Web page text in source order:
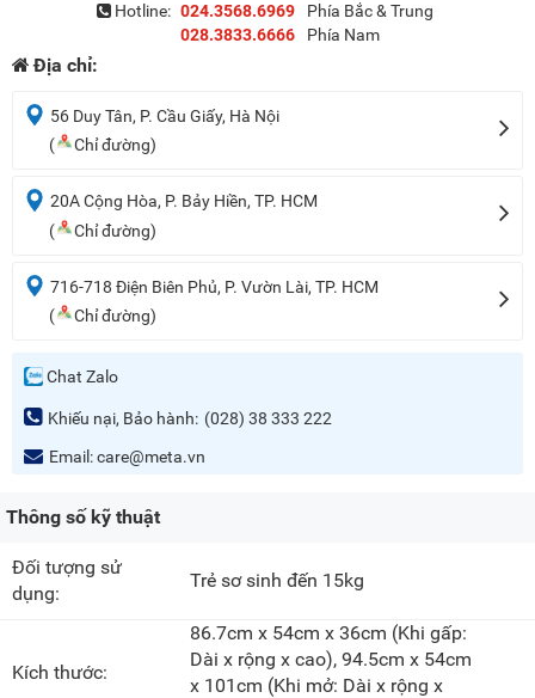
Hotline: 024.3568.6969
Phía Bắc & Trung
028.3833.6666
Phía Nam
Địa chỉ:
56 Duy Tân, P. Cầu Giấy, Hà Nội
(
Chỉ đường)
20A Cộng Hòa, P. Bảy Hiền, TP. HCM
(
Chỉ đường)
716-718 Điện Biên Phủ, P. Vườn Lài, TP. HCM
(
Chỉ đường)
Chat Zalo
Khiếu nại, Bảo hành: (028) 38 333 222
Email:care@meta.vn
Thông số kỹ thuật
Đối tượng sử
dụng:
Trẻ sơ sinh đến 15kg
Kích thước:
86.7cm x 54cm x 36cm (Khi gấp:
Dài x rộng x cao),94.5cm x 54cm
x 101cm (Khi mở: Dài x rộng x